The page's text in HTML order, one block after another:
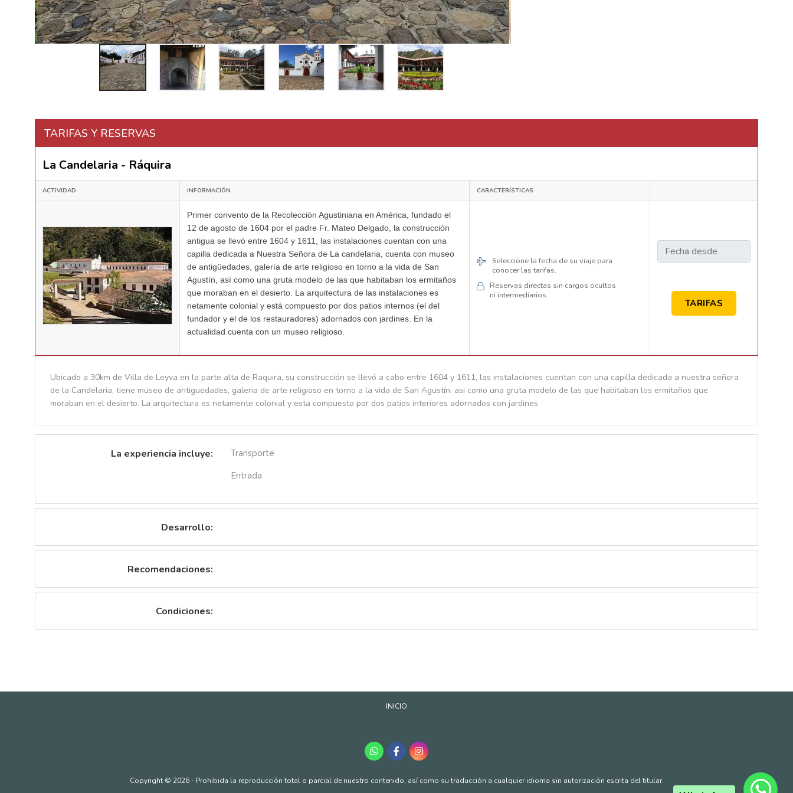
TARIFAS Y RESERVAS
La Candelaria - Ráquira
ACTIVIDAD INFORMACIÓN CARACTERÍSTICAS
Primer convento de la Recolección Agustiniana en América, fundado el
12 de agosto de 1604 por el padre Fr. Mateo Delgado, la construcción
antigua se llevó entre 1604 y 1611, las instalaciones cuentan con una
capilla dedicada a Nuestra Señora de La candelaria, cuenta con museo
de antigüedades, galería de arte religioso en torno a la vida de San
Agustín, así como una gruta modelo de las que habitaban los ermitaños
que moraban en el desierto. La arquitectura de las instalaciones es
netamente colonial y está compuesto por dos patios internos (el del
fundador y el de los restauradores) adornados con jardines. En la
actualidad cuenta con un museo religioso.
Seleccione la fecha de su viaje para
conocer las tarifas.
Reservas directas sin cargos ocultos
ni intermediarios.
TARIFAS
Ubicado a 30km de Villa de Leyva en la parte alta de Raquira, su construcción se llevó a cabo entre 1604 y 1611, las instalaciones cuentan con una capilla dedicada a nuestra señora
de la Candelaria, tiene museo de antiguedades, galeria de arte religioso en torno a la vida de San Agustín, asi como una gruta modelo de las que habitaban los ermitaños que
moraban en el desierto. La arquitectura es netamente colonial y esta compuesto por dos patios interiores adornados con jardines
La experiencia incluye:
Transporte
Entrada
Desarrollo:
Recomendaciones:
Condiciones:
INICIO
Copyright © 2026 - Prohibida la reproducción total o parcial de nuestro contenido, así como su traducción a cualquier idioma sin autorización escrita del titular.